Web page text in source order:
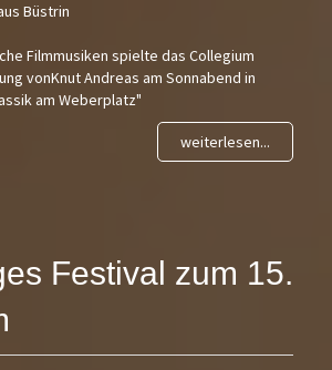
Büstrin
Filmmusiken spielte das Collegium
vonKnut Andreas am Sonnabend in
am Weberplatz"
weiterlesen...
Festival zum 15.